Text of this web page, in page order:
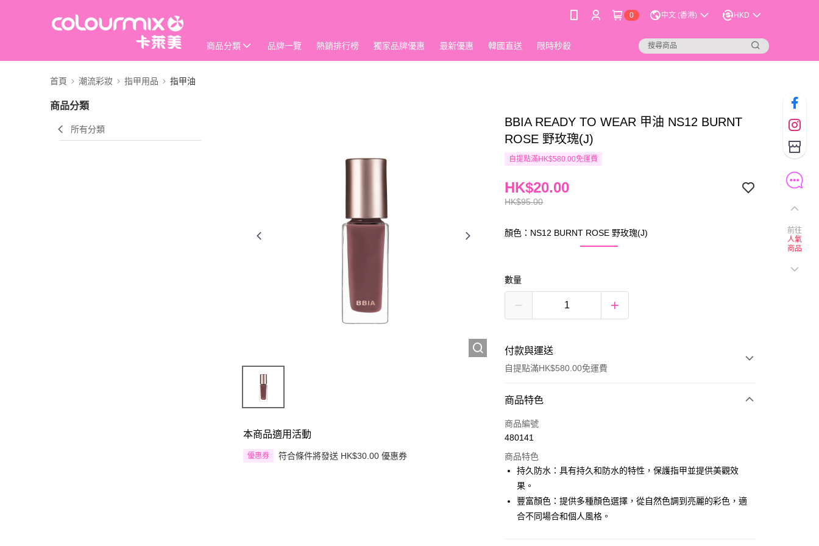
0 中文 (香港) HKD
商品分類 品牌一覽 熱銷排行榜 獨家品牌優惠 最新優惠 韓國直送 限時秒殺
首頁 潮流彩妝 指甲用品 指甲油
商品分類
所有分類
本商品適用活動
優惠券 符合條件將發送 HK$30.00 優惠券
BBIA READY TO WEAR 甲油 NS12 BURNT
ROSE 野玫瑰(J)
自提點滿HK$580.00免運費
HK$95.00
HK$20.00
顏色：NS12 BURNT ROSE 野玫瑰(J)
數量
付款與運送
自提點滿HK$580.00免運費
付款方式
信用卡
Google Pay
AlipayHK
PayMe
商品特色
商品編號
480141
商品特色
持久防水：具有持久和防水的特性，保護指甲並提供美觀效
果。
豐富顏色：提供多種顏色選擇，從自然色調到亮麗的彩色，適
合不同場合和個人風格。
前往
人氣
商品